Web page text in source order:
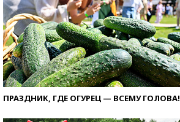
ПРАЗДНИК, ГДЕ ОГУРЕЦ — ВСЕМУ ГОЛОВА!